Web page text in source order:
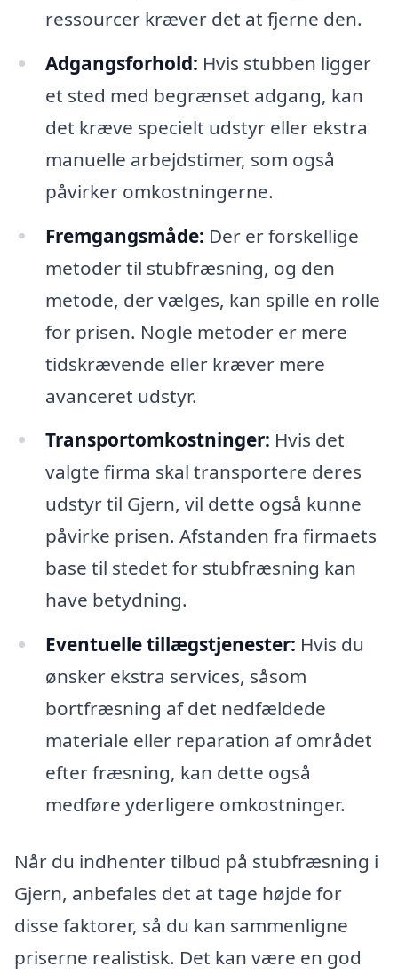
ressourcer kræver det at fjerne den.
Adgangsforhold: Hvis stubben ligger
et sted med begrænset adgang, kan
det kræve specielt udstyr eller ekstra
manuelle arbejdstimer, som også
påvirker omkostningerne.
Fremgangsmåde: Der er forskellige
metoder til stubfræsning, og den
metode, der vælges, kan spille en rolle
for prisen. Nogle metoder er mere
tidskrævende eller kræver mere
avanceret udstyr.
Transportomkostninger: Hvis det
valgte firma skal transportere deres
udstyr til Gjern, vil dette også kunne
påvirke prisen. Afstanden fra firmaets
base til stedet for stubfræsning kan
have betydning.
Eventuelle tillægstjenester: Hvis du
ønsker ekstra services, såsom
bortfræsning af det nedfældede
materiale eller reparation af området
efter fræsning, kan dette også
medføre yderligere omkostninger.
Når du indhenter tilbud på stubfræsning i
Gjern, anbefales det at tage højde for
disse faktorer, så du kan sammenligne
priserne realistisk. Det kan være en god